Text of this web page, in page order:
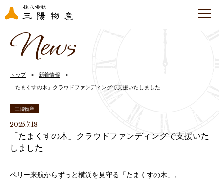
News
トップ 新着情報
「たまくすの木」クラウドファンディングで支援いたしました
三陽物産
2025.7.18
「たまくすの木」クラウドファンディングで支援いた
しました
ペリー来航からずっと横浜を見守る「たまくすの木」。